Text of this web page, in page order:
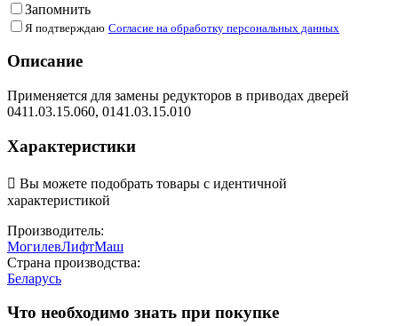
Запомнить
Я подтверждаю Согласие на обработку персональных данных
Описание
Применяется для замены редукторов в приводах дверей
0411.03.15.060, 0141.03.15.010
Характеристики
 Вы можете подобрать товары с идентичной
характеристикой
Производитель:
МогилевЛифтМаш
Страна производства:
Беларусь
Что необходимо знать при покупке